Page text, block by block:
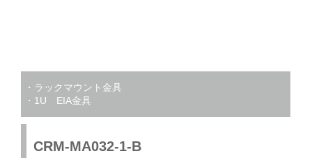
・ラックマウント金具
・1U EIA金具
CRM-MA032-1-B